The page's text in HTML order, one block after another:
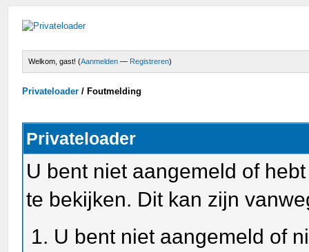
Welkom, gast! (Aanmelden — Registreren)
Privateloader / Foutmelding
Privateloader
U bent niet aangemeld of
te bekijken. Dit kan zijn
U bent niet aangemeld of